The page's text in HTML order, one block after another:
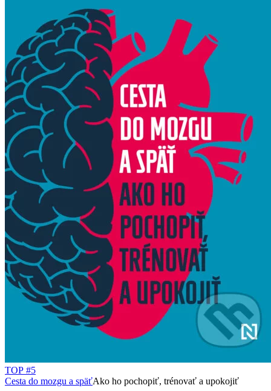
TOP #5
Cesta do mozgu a späťAko ho pochopiť, trénovať a upokojiť